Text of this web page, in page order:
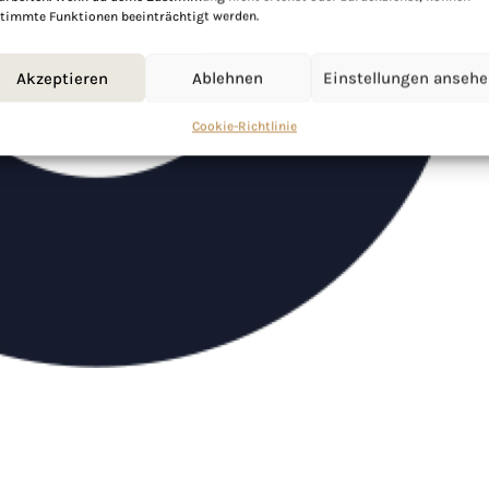
Funktionen beeinträchtigt werden.
Akzeptieren Ablehnen Einstellungen
Cookie-Richtlinie